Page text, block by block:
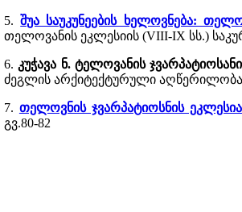
5.შუა საუკუნეების ხელოვნება:
თელოვანის ეკლესიის (VIII-IX სს.)
6. კუჭავა ნ. ტელოვანის ჯვარპატიოსანი
ძეგლის არქიტექტურული
7. თელოვნის ჯვარპატიოსნის
გვ.80-82